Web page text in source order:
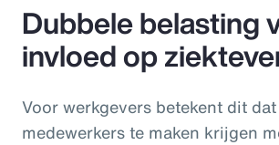
Dubbele belasting
invloed op
Voor werkgevers betekent dit
medewerkers te maken krijgen